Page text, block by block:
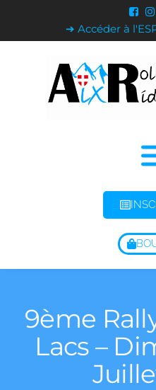
➔ Accéder à
9ème
Lacs –